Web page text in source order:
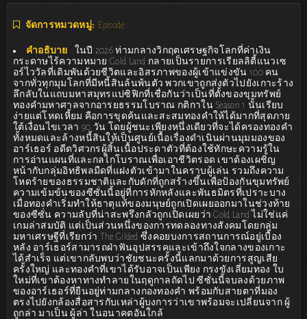
จัดการหมวดหมู่: Episode
คำอธิบาย : ในปี 2026 ท่ามกลางวิกฤตเศรษฐกิจโลกที่ค่าเงิน
กระดาษไร้ความหมาย Gold Land กลายเป็นรายการเรียลลิตี้แนวเซ
อร์ไววัลที่เดิมพันด้วยชีวิตและอิสรภาพของผู้เข้าแข่งขัน 100 คน
จากทั่วทุกมุมโลกที่มีหนี้สินล้นพ้นตัว พวกเขาถูกส่งตัวไปยังเกาะร้าง
ลึกลับในแถบมหาสมุทรแปซิฟิกที่เชื่อกันว่าเป็นที่ตั้งของขุมทรัพย์
ทองคำมหาศาลจากอารยธรรมโบราณ กติกาใน Season 1 นั้นเรียบ
ง่ายแต่โหดเหี้ยม คือการขุดค้นและสะสมทองคำให้ได้มากที่สุดภาย
ใต้เงื่อนไขเวลา 90 วัน โดยผู้ชนะเพียงหนึ่งเดียวที่จะได้ครองทองคำ
ทั้งหมดและล้างหนี้สินให้เป็นศูนย์เนื้อเรื่องดำเนินผ่านมุมมองของ
อาร์เธอร์ อดีตวิศวกรผู้สิ้นเนื้อประดาตัวที่ต้องใช้ทักษะความรู้ใน
การอ่านแผนที่และกลไกโบราณเพื่อเอาชีวิตรอด เขาต้องเผชิญ
หน้ากับกลุ่มอิทธิพลมืดที่แฝงตัวเข้ามาในคราบผู้เล่น รวมถึงความ
โหดร้ายของธรรมชาติและกับดักที่ถูกสร้างขึ้นเพื่อป้องกันขุมทรัพย์
ความเข้มข้นของซีซั่นนี้อยู่ที่การหักหลังและพันธมิตรที่เปราะบาง
เมื่อทองคำเริ่มทำให้ธาตุแท้ของมนุษย์ถูกเปิดเผยออกมาในช่วงท้าย
ของซีซั่น ความลับที่น่าสะพรึงกลัวถูกเปิดเผยว่า Gold Land ไม่ใช่แค่
เกมล่าสมบัติ แต่เป็นส่วนหนึ่งของการทดลองทางสังคมโดยกลุ่ม
มหาเศรษฐีที่เรียกว่า The Gilded ซึ่งคอยบงการสถานการณ์อยู่เบื้อง
หลัง อาร์เธอร์สามารถฝ่าฟันอุปสรรคและเข้าถึงใจกลางของเกาะ
ได้สำเร็จ แต่เขากลับพบว่าชัยชนะครั้งนี้แลกมาด้วยการสูญเสีย
ครั้งใหญ่ และทองคำที่เขาได้รับอาจเป็นเพียง กรงขังเลี่ยมทอง ใบ
ใหม่ที่เขาต้องหาทางทำลายในฤดูกาลถัดไป ซีซั่นนี้จบลงด้วยภาพ
ของอาร์เธอร์ที่ยืนอยู่ท่ามกลางกองทองคำ พร้อมกับสายตาที่มอง
ตรงไปยังกล้องสื่อสารกับเหล่าผู้บงการว่าเขาพร้อมจะเปลี่ยนจาก ผู้
ถูกล่า มาเป็น ผู้ล่า ในอนาคตอันใกล้